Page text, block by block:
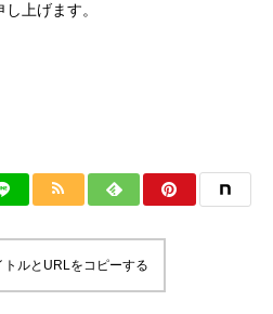
上げます。
トルとURLをコピーする